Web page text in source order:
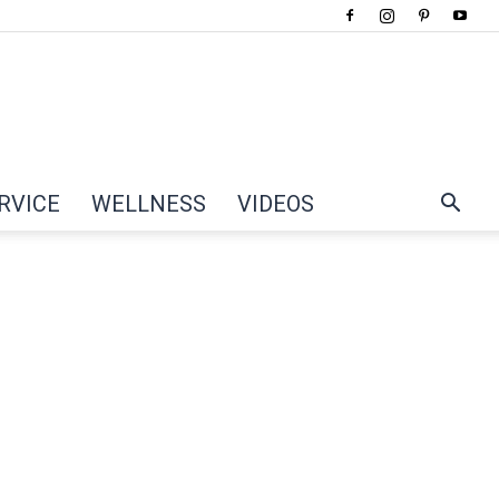
WELLNESS VIDEOS